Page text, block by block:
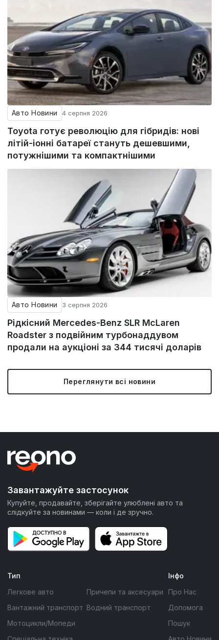
Авто Новини 4 серпня 2026
Toyota готує революцію для гібридів: нові
літій-іонні батареї стануть дешевшими,
потужнішими та компактнішими
Авто Новини 3 серпня 2026
Рідкісний Mercedes-Benz SLR McLaren
Roadster з подвійним турбонаддувом
продали на аукціоні за 344 тисячі доларів
Переглянути всі новини
Завантажуйте застосунок
Купуйте, продавайте, зберігайте улюблені авто та
слідкуйте за новинами — коли і де зручно.
Тип
Легкове авто
Вантажний транспорт
Мотоцикли/Мопеди
Причепи та аксесуари
Водний транспорт
Інфо
Про Нас
Допомога
Пошук